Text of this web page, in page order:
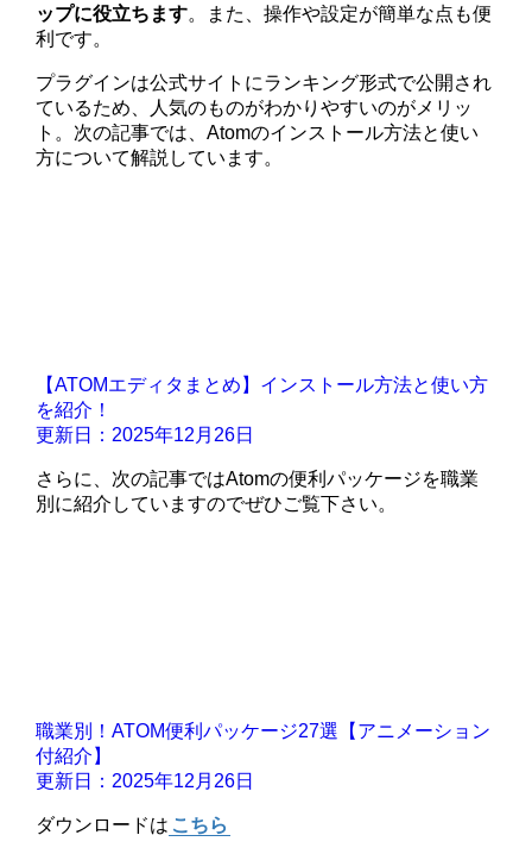
ップに役立ちます。また、操作や設定が簡単な点も便
利です。
プラグインは公式サイトにランキング形式で公開され
ているため、人気のものがわかりやすいのがメリッ
ト。次の記事では、Atomのインストール方法と使い
方について解説しています。
【ATOMエディタまとめ】インストール方法と使い方
を紹介！
更新日：2025年12月26日
さらに、次の記事ではAtomの便利パッケージを職業
別に紹介していますのでぜひご覧下さい。
職業別！ATOM便利パッケージ27選【アニメーション
付紹介】
更新日：2025年12月26日
ダウンロードは こちら